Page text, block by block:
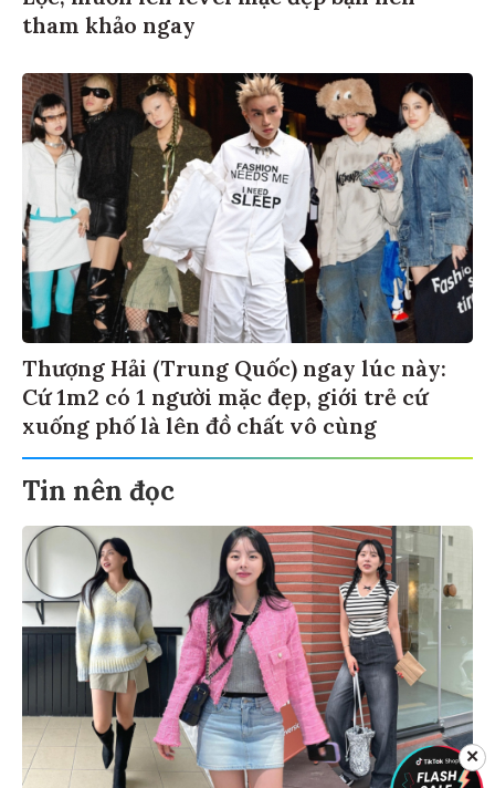
tham khảo ngay
Thượng Hải (Trung Quốc) ngay lúc này:
Cứ 1m2 có 1 người mặc đẹp, giới trẻ cứ
xuống phố là lên đồ chất vô cùng
Tin nên đọc
✕